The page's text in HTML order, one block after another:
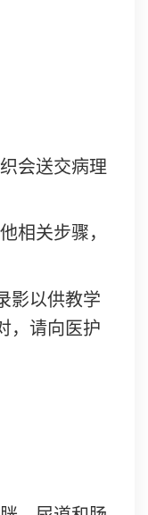
会送交病理
相关步骤，
影以供教学
，请向医护